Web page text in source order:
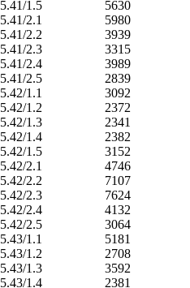
5.41/1.5
5630
5.41/2.1
5980
5.41/2.2
3939
5.41/2.3
3315
5.41/2.4
3989
5.41/2.5
2839
5.42/1.1
3092
5.42/1.2
2372
5.42/1.3
2341
5.42/1.4
2382
5.42/1.5
3152
5.42/2.1
4746
5.42/2.2
7107
5.42/2.3
7624
5.42/2.4
4132
5.42/2.5
3064
5.43/1.1
5181
5.43/1.2
2708
5.43/1.3
3592
5.43/1.4
2381